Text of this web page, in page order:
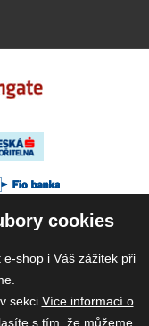
cookies
shop i Váš zážitek při
sekci Více informací o
s tím, že můžeme